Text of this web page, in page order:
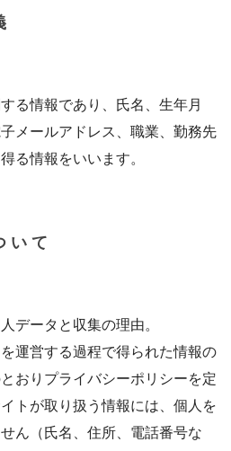
る情報であり、氏名、生年月
メールアドレス、職業、勤務先
る情報をいいます。
いて
データと収集の理由。
運営する過程で得られた情報の
おりプライバシーポリシーを定
トが取り扱う情報には、個人を
ん（氏名、住所、電話番号な